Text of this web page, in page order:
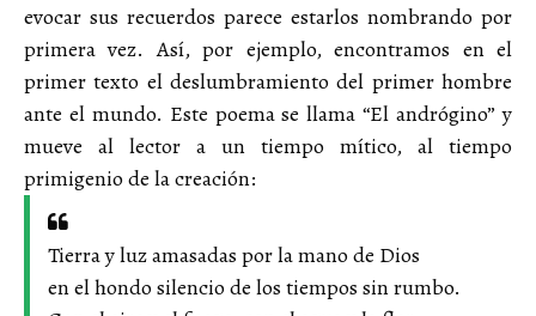
evocar sus recuerdos parece estarlos nombrando por
primera vez. Así, por ejemplo, encontramos en el
primer texto el deslumbramiento del primer hombre
ante el mundo. Este poema se llama “El andrógino” y
mueve al lector a un tiempo mítico, al tiempo
primigenio de la creación:
Tierra y luz amasadas por la mano de Dios
en el hondo silencio de los tiempos sin rumbo.